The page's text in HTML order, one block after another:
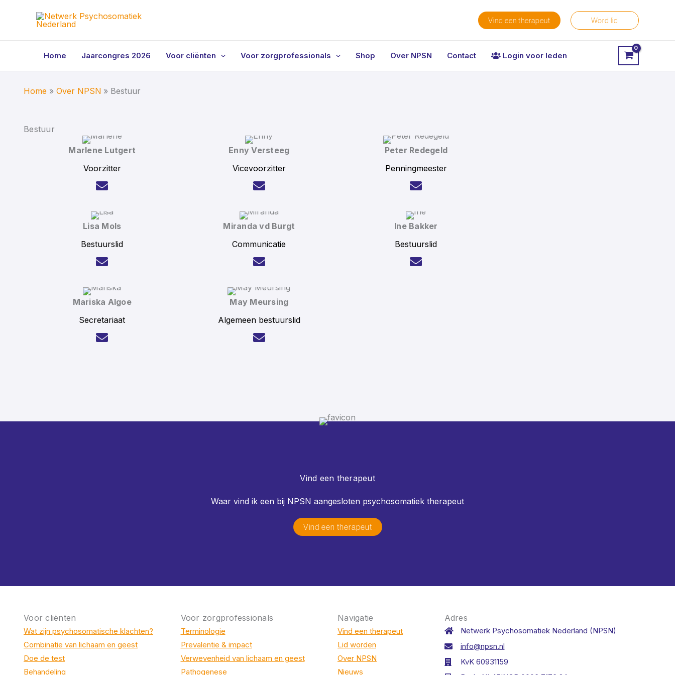
Vind een therapeut Word lid
Home Jaarcongres 2026 Voor cliënten Voor zorgprofessionals Shop Over NPSN Contact Login voor leden
Home Over NPSN Bestuur
Bestuur
Marlene Lutgert
Voorzitter
Enny Versteeg
Vicevoorzitter
Peter Redegeld
Penningmeester
Lisa Mols
Bestuurslid
Miranda vd Burgt
Communicatie
Ine Bakker
Bestuurslid
Mariska Algoe
Secretariaat
May Meursing
Algemeen bestuurslid
Vind een therapeut
Waar vind ik een bij NPSN aangesloten psychosomatiek therapeut
Vind een therapeut
Voor cliënten
Wat zijn psychosomatische klachten?
Combinatie van lichaam en geest
Doe de test
Behandeling
Voor zorgprofessionals
Terminologie
Prevalentie & impact
Verwevenheid van lichaam en geest
Pathogenese
Navigatie
Vind een therapeut
Lid worden
Over NPSN
Nieuws
Adres
Netwerk Psychosomatiek Nederland (NPSN)
info@npsn.nl
KvK 60931159